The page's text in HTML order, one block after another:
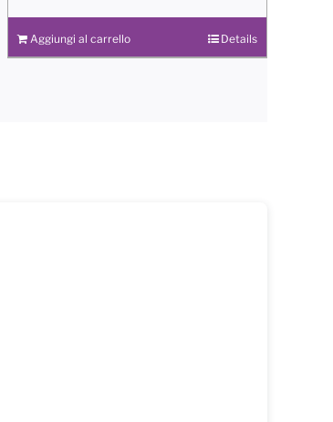
Aggiungi al carrello Details